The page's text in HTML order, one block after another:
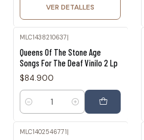
VER DETALLES
MLC1438210637
Queens Of The Stone Age
Songs For The Deaf Vinilo 2 Lp
$84.900
Cantidad
MLC1402546771|